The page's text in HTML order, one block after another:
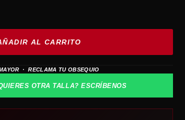
AL CARRITO
· RECLAMA TU OBSEQUIO
OTRA TALLA? ESCRÍBENOS